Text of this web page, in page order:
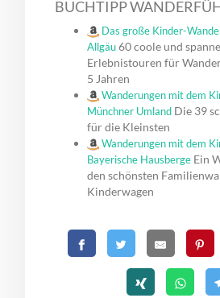
BUCHTIPP
Das große Kinder-
Allgäu60 coole und
Erlebnistouren für
5 Jahren
Wanderungen mit dem
Münchner Umland Die 39
für die Kleinsten
Wanderungen mit dem
Bayerische Hausberge Ein
den schönsten
Kinderwagen